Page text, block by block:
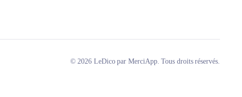
© 2026 LeDico par MerciApp. Tous droits réservés.